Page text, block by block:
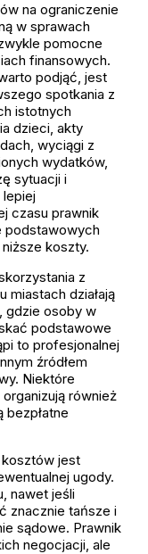
na ograniczenie
w sprawach
pomocne
finansowych.
podjąć, jest
spotkania z
istotnych
dzieci, akty
wyciągi z
wydatków,
sytuacji i
czasu prawnik
podstawowych
koszty.
z
miastach działają
gdzie osoby w
podstawowe
to profesjonalnej
źródłem
Niektóre
również
kosztów jest
ugody.
nawet jeśli
znacznie tańsze i
sądowe. Prawnik
negocjacji, ale